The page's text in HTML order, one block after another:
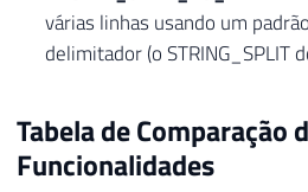
várias linhas usando um
delimitador (o STRING_SPLIT
Tabela de Comparação
Funcionalidades